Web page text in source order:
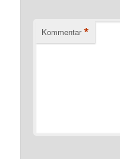
Kommentar *